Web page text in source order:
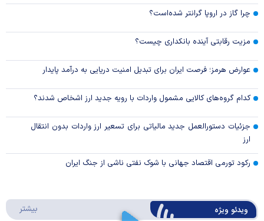
چرا گاز در اروپا گرانتر شده‌است؟
مزیت رقابتی آینده بانکداری چیست؟
عوارض هرمز؛ فرصت ایران برای تبدیل امنیت دریایی به درآمد پایدار
کدام گروه‌های کالایی مشمول واردات با رویه جدید ارز اشخاص شدند؟
جزئیات دستورالعمل جدید مالیاتی برای تسعیر ارز واردات بدون انتقال
ارز
رکود تورمی اقتصاد جهانی با شوک نفتی ناشی از جنگ ایران
ویدئو ویژه بیشتر